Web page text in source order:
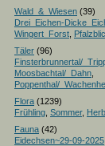
Wald_&_Wiesen (39)
Drei_Eichen-
Wingert_Forst
Täler (96)
Finsterbrunnertal/
Moosbachtal/_Dahn
Poppenthal/
Flora (1239)
Frühling Sommer,
Fauna (42)
Eidechsen~29-09-2025